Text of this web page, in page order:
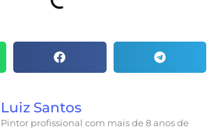
Luiz Santos
Pintor profissional com mais de 8 anos de